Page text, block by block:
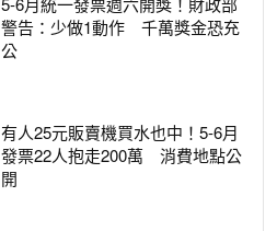
警告：少做1動作 千萬獎金恐充
公
有人25元販賣機買水也中！5-6月
發票22人抱走200萬 消費地點公
開